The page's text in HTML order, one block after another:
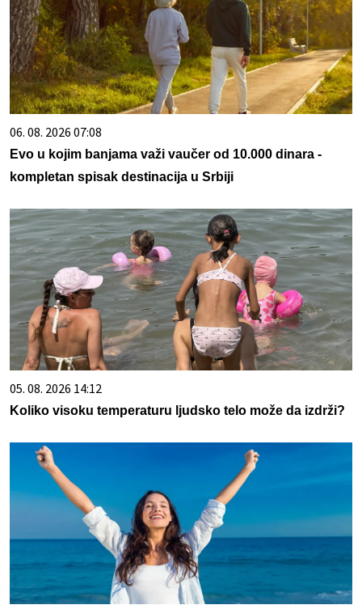
06. 08. 2026 07:08
Evo u kojim banjama važi vaučer od 10.000 dinara -
kompletan spisak destinacija u Srbiji
05. 08. 2026 14:12
Koliko visoku temperaturu ljudsko telo može da izdrži?